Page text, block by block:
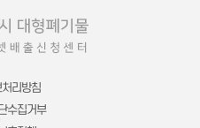
리방침
수집거부